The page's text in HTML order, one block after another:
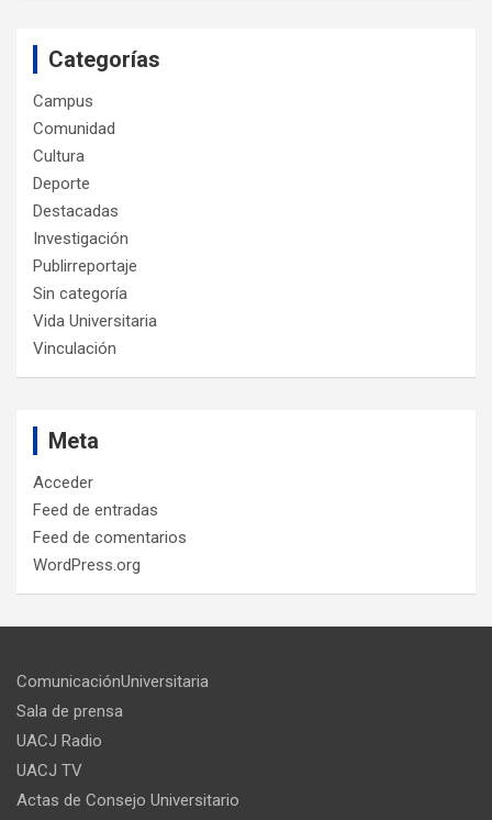
Categorías
Campus
Comunidad
Cultura
Deporte
Destacadas
Investigación
Publirreportaje
Sin categoría
Vida Universitaria
Vinculación
Meta
Acceder
Feed de entradas
Feed de comentarios
WordPress.org
ComunicaciónUniversitaria
Sala de prensa
UACJ Radio
UACJ TV
Actas de Consejo Universitario